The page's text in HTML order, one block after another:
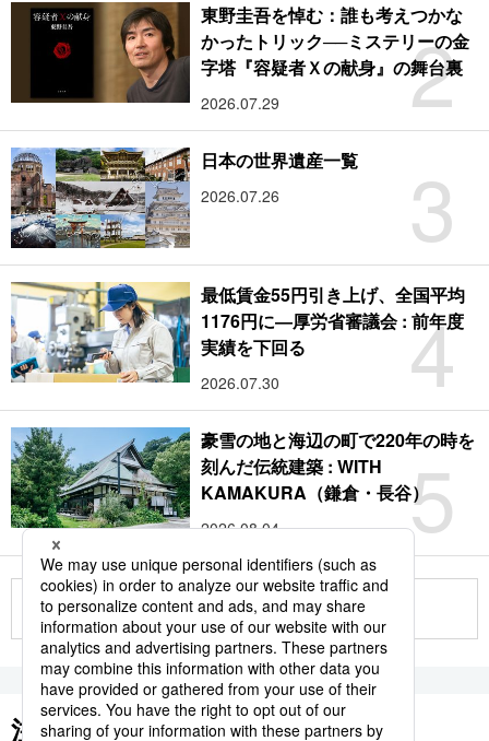
2
東野圭吾を悼む：誰も考えつかな
かったトリック──ミステリーの金
字塔『容疑者Ｘの献身』の舞台裏
2026.07.29
3
日本の世界遺産一覧
2026.07.26
4
最低賃金55円引き上げ、全国平均
1176円に―厚労省審議会 : 前年度
実績を下回る
2026.07.30
5
豪雪の地と海辺の町で220年の時を
刻んだ伝統建築 : WITH
KAMAKURA（鎌倉・長谷）
2026.08.04
もっと見る
注目のキーワード